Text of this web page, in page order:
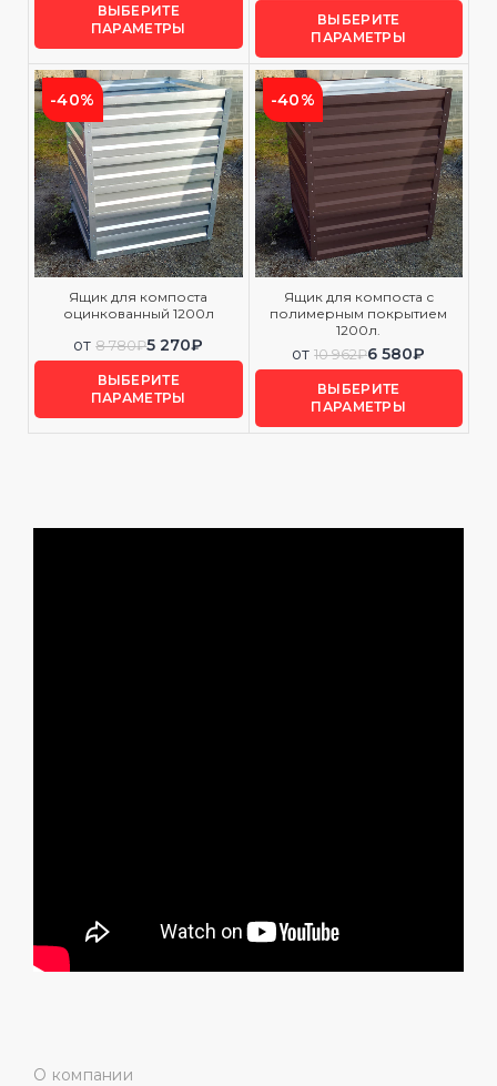
ВЫБЕРИТЕ
ПАРАМЕТРЫ
ВЫБЕРИТЕ
ПАРАМЕТРЫ
-40%
Ящик для компоста
оцинкованный 1200л
от 8 780₽5 270₽
ВЫБЕРИТЕ
ПАРАМЕТРЫ
-40%
Ящик для компоста с
полимерным покрытием
1200л.
от 10 962₽6 580₽
ВЫБЕРИТЕ
ПАРАМЕТРЫ
О компании